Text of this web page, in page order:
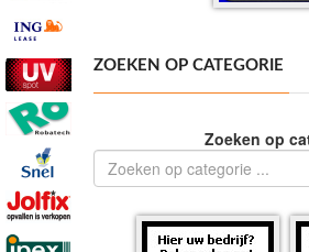
ZOEKEN OP CATEGORIE
Zoeken op